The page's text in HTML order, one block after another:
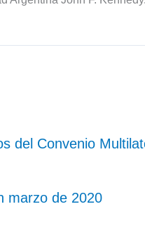
del Convenio
marzo de 2020